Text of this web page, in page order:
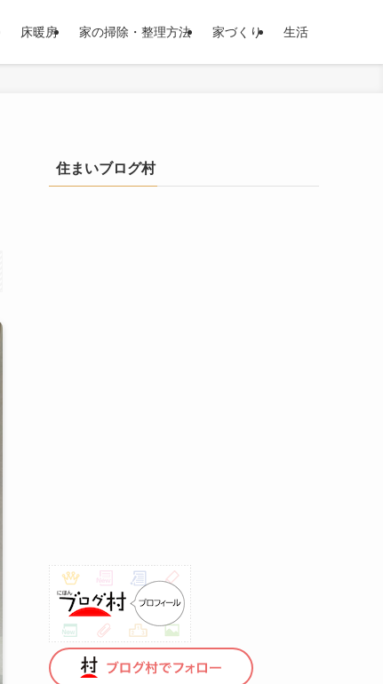
床暖房 家の掃除・整理方法 家づくり 生活
住まいブログ村